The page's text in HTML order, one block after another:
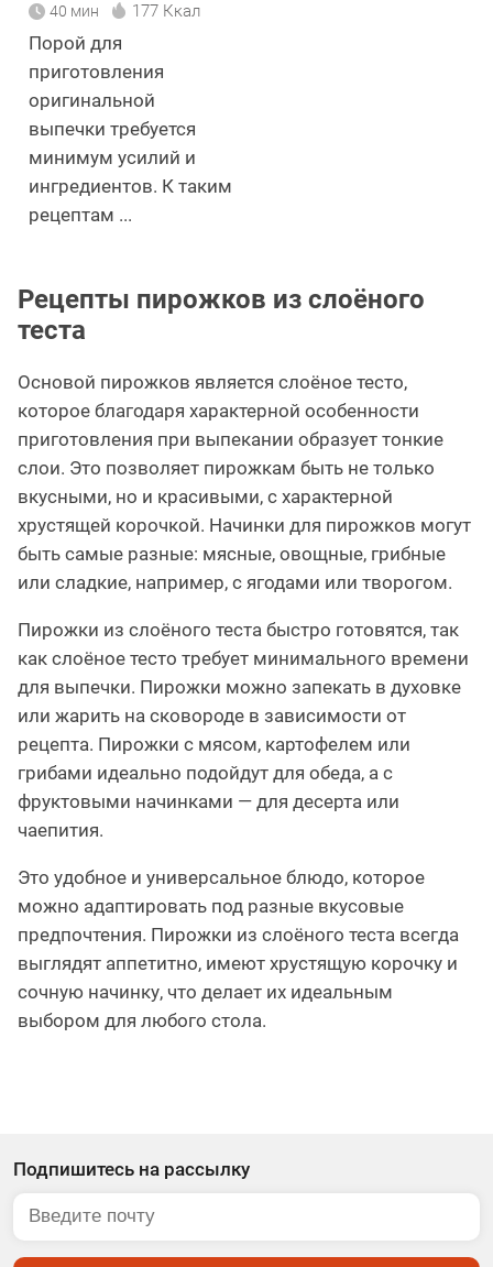
40 мин 177 Ккал
Порой для
приготовления
оригинальной
выпечки требуется
минимум усилий и
ингредиентов. К таким
рецептам ...
Рецепты пирожков из слоёного
теста
Основой пирожков является слоёное тесто,
которое благодаря характерной особенности
приготовления при выпекании образует тонкие
слои. Это позволяет пирожкам быть не только
вкусными, но и красивыми, с характерной
хрустящей корочкой. Начинки для пирожков могут
быть самые разные: мясные, овощные, грибные
или сладкие, например, с ягодами или творогом.
Пирожки из слоёного теста быстро готовятся, так
как слоёное тесто требует минимального времени
для выпечки. Пирожки можно запекать в духовке
или жарить на сковороде в зависимости от
рецепта. Пирожки с мясом, картофелем или
грибами идеально подойдут для обеда, а с
фруктовыми начинками — для десерта или
чаепития.
Это удобное и универсальное блюдо, которое
можно адаптировать под разные вкусовые
предпочтения. Пирожки из слоёного теста всегда
выглядят аппетитно, имеют хрустящую корочку и
сочную начинку, что делает их идеальным
выбором для любого стола.
Подпишитесь на рассылку